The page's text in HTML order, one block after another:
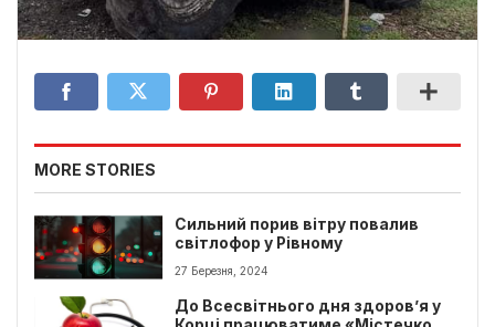
MORE STORIES
Сильний порив вітру повалив
світлофор у Рівному
27 Березня, 2024
До Всесвітнього дня здоров’я у